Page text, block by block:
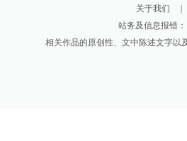
关于我们
站务及信息报错
相关作品的原创性、文中陈述文字以